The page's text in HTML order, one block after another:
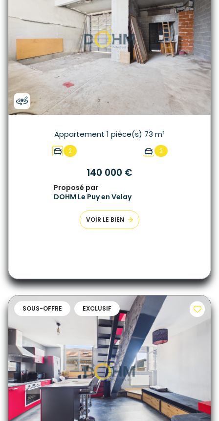
Appartement 1 pièce(s) 73 m²
2 2
140 000 €
Proposé par
DOHM Le Puy en Velay
VOIR LE BIEN
SOUS-OFFRE EXCLUSIF